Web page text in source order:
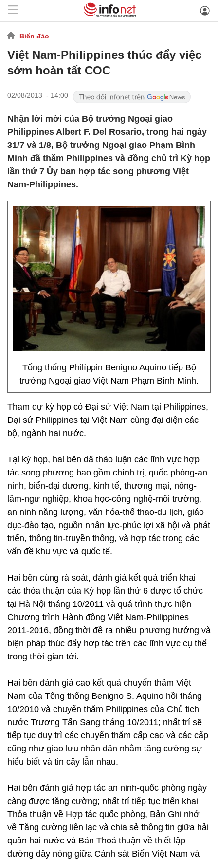
Biển đảo
Việt Nam-Philippines thúc đẩy việc
sớm hoàn tất COC
02/08/2013 - 14:00
Nhận lời mời của Bộ trưởng Ngoại giao
Philippines Albert F. Del Rosario, trong hai ngày
31/7 và 1/8, Bộ trưởng Ngoại giao Phạm Bình
Minh đã thăm Philippines và đồng chủ trì Kỳ họp
lần thứ 7 Ủy ban hợp tác song phương Việt
Nam-Philippines.
Tổng thống Philíppin Benigno Aquino tiếp Bộ
trưởng Ngoại giao Việt Nam Phạm Bình Minh.
Tham dự kỳ họp có Đại sứ Việt Nam tại Philippines,
Đại sứ Philippines tại Việt Nam cùng đại diện các
bộ, ngành hai nước.
Tại kỳ họp, hai bên đã thảo luận các lĩnh vực hợp
tác song phương bao gồm chính trị, quốc phòng-an
ninh, biển-đại dương, kinh tế, thương mại, nông-
lâm-ngư nghiệp, khoa học-công nghệ-môi trường,
an ninh năng lượng, văn hóa-thể thao-du lịch, giáo
dục-đào tạo, nguồn nhân lực-phúc lợi xã hội và phát
triển, thông tin-truyền thông, và hợp tác trong các
vấn đề khu vực và quốc tế.
Hai bên cùng rà soát, đánh giá kết quả triển khai
các thỏa thuận của Kỳ họp lần thứ 6 được tổ chức
tại Hà Nội tháng 10/2011 và quá trình thực hiện
Chương trình Hành động Việt Nam-Philippines
2011-2016, đồng thời đề ra nhiều phương hướng và
biện pháp thúc đẩy hợp tác trên các lĩnh vực cụ thể
trong thời gian tới.
Hai bên đánh giá cao kết quả chuyến thăm Việt
Nam của Tổng thống Benigno S. Aquino hồi tháng
10/2010 và chuyến thăm Philippines của Chủ tịch
nước Trương Tấn Sang tháng 10/2011; nhất trí sẽ
tiếp tục duy trì các chuyến thăm cấp cao và các cấp
cũng như giao lưu nhân dân nhằm tăng cường sự
hiểu biết và tin cậy lẫn nhau.
Hai bên đánh giá hợp tác an ninh-quốc phòng ngày
càng được tăng cường; nhất trí tiếp tục triển khai
Thỏa thuận về Hợp tác quốc phòng, Bản Ghi nhớ
về Tăng cường liên lạc và chia sẻ thông tin giữa hải
quân hai nước và Bản Thoả thuận về thiết lập
đường dây nóng giữa Cảnh sát Biển Việt Nam và